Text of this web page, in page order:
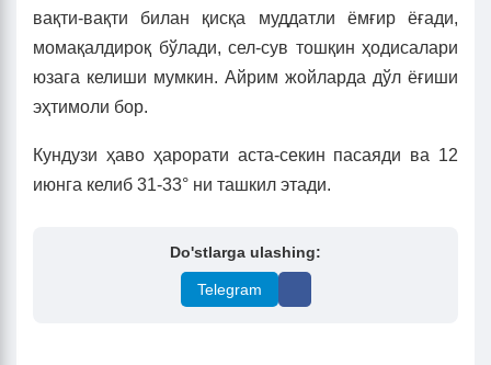
вақти-вақти билан қисқа муддатли ёмғир ёғади,
момақалдироқ бўлади, сел-сув тошқин ҳодисалари
юзага келиши мумкин. Айрим жойларда дўл ёғиши
эҳтимоли бор.
Кундузи ҳаво ҳарорати аста-секин пасаяди ва 12
июнга келиб 31-33° ни ташкил этади.
Do'stlarga ulashing:
Telegram